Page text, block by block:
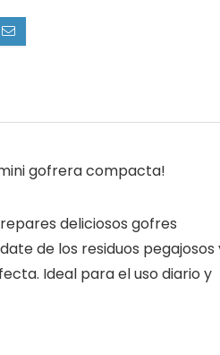
gofrera compacta!
deliciosos gofres
de los residuos pegajosos
Ideal para el uso diario y